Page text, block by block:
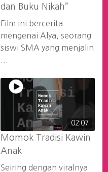
dan Buku Nikah”
Film ini bercerita
mengenai Alya, seorang
siswi SMA yang menjalin
02:07
Momok Tradisi Kawin
Anak
Seiring dengan viralnya